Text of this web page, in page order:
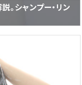
シャンプー・リン